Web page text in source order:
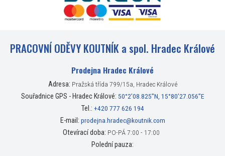
PRACOVNÍ ODĚVY KOUTNÍK a spol. Hradec Králové
Prodejna Hradec Králové
Adresa: Pražská třída 799/15a, Hradec Králové
Souřadnice GPS - Hradec Králové: 50°2’08.825”N, 15°80’27.056”E
Tel.: +420 777 626 194
E-mail: prodejna.hradec@koutnik.com
Otevírací doba: PO-PÁ 7:00 - 17:00
Polední pauza: